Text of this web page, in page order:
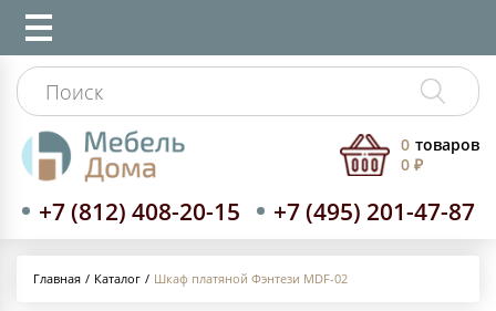
+7 (812) 408-20-15 +7 (495) 201-47-87
0 товаров
0 ₽
Главная Каталог Шкаф платяной Фэнтези MDF-02